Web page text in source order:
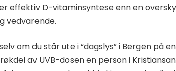
effektiv D-vitaminsyntese enn en
vedvarende.
om du står ute i “dagslys” i Bergen på
av UVB-dosen en person i